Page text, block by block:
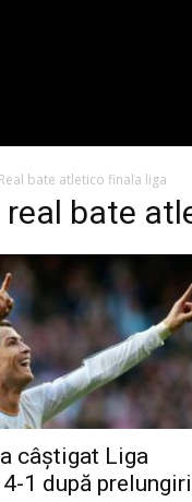
Real bate atletico finala liga
real bate
câștigat Liga
1 după